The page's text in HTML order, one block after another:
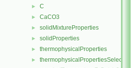
► C
► CaCO3
► solidMixtureProperties
► solidProperties
► thermophysicalProperties
► thermophysicalPropertiesSelector